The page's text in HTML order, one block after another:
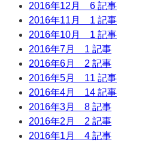
2016年12月 6 記事
2016年11月 1 記事
2016年10月 1 記事
2016年7月 1 記事
2016年6月 2 記事
2016年5月 11 記事
2016年4月 14 記事
2016年3月 8 記事
2016年2月 2 記事
2016年1月 4 記事